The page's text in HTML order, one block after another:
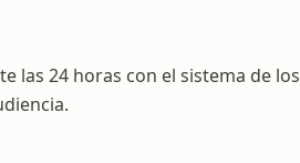
las 24 horas con el sistema de los